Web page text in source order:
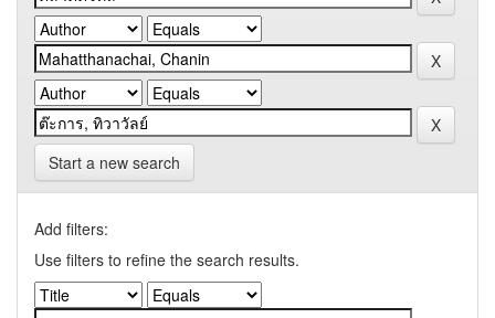
Start a new search
Add filters:
Use filters to refine the search results.